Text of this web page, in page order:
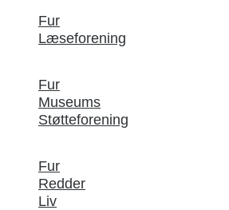
Fur
Læseforening
Fur
Museums
Støtteforening
Fur
Redder
Liv